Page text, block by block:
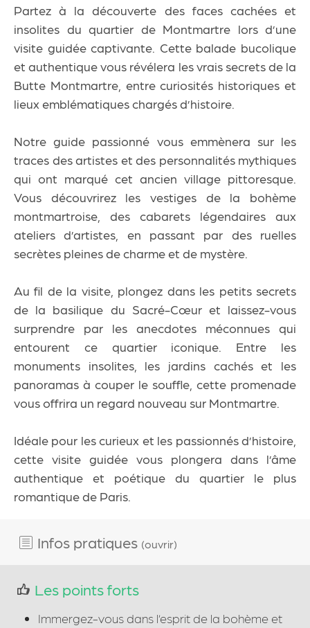
Partez à la découverte des faces cachées et
insolites du quartier de Montmartre lors d’une
visite guidée captivante. Cette balade bucolique
et authentique vous révélera les vraissecrets de la
Butte Montmartre, entrecuriosités historiques et
lieux emblématiques chargés d’histoire.
Notre guide passionné vous emmènera sur les
traces des artistes et des personnalités mythiques
qui ont marqué cet ancien village pittoresque.
Vous découvrirez les vestiges de la bohème
montmartroise , des cabarets légendaires aux
ateliers d’artistes, en passant par des ruelles
secrètes pleines de charme et de mystère.
Au fil de la visite, plongez dans les petits secrets
de la basilique du Sacré-Cœuret laissez-vous
surprendre par les anecdotes méconnues qui
entourent ce quartier iconique. Entre les
monuments insolites, les jardins cachéset les
panoramas à couper le souffle , cette promenade
vous offrira un regard nouveau sur Montmartre.
Idéale pour les curieux et les passionnés d’histoire
cette visite guidée vous plongera dans l’âme
authentique et poétique du quartier le plus
romantique de Paris.
Infos pratiques (ouvrir)
Les points forts
Immergez-vous dans l’esprit de la bohème et